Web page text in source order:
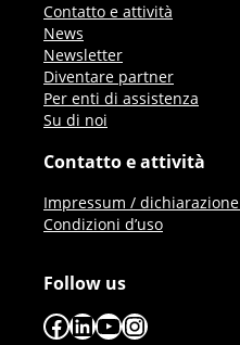
Contatto e attività
News
Newsletter
Diventare partner
Per enti di assistenza
Su di noi
Contatto e attività
Impressum /
Condizioni d’uso
Follow us
Facebook
LinkedIn
YouTube
Instagram